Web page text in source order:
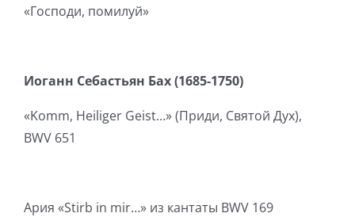
«Господи, помилуй»
Иоганн Себастьян Бах (1685-1750)
«Komm, Heiliger Geist…» (Приди, Святой Дух),
BWV 651
Ария «Stirb in mir…» из кантаты BWV 169